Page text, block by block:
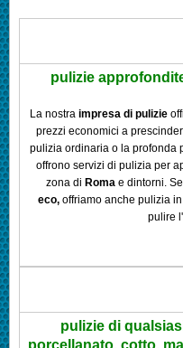
pulizie
La nostra impresa di pulizie
prezzi economici a
pulizia ordinaria o la profonda
offrono servizi di pulizia per
zona di Romae dintorni.
eco, offriamo anche pulizia
pulire
pulizie di